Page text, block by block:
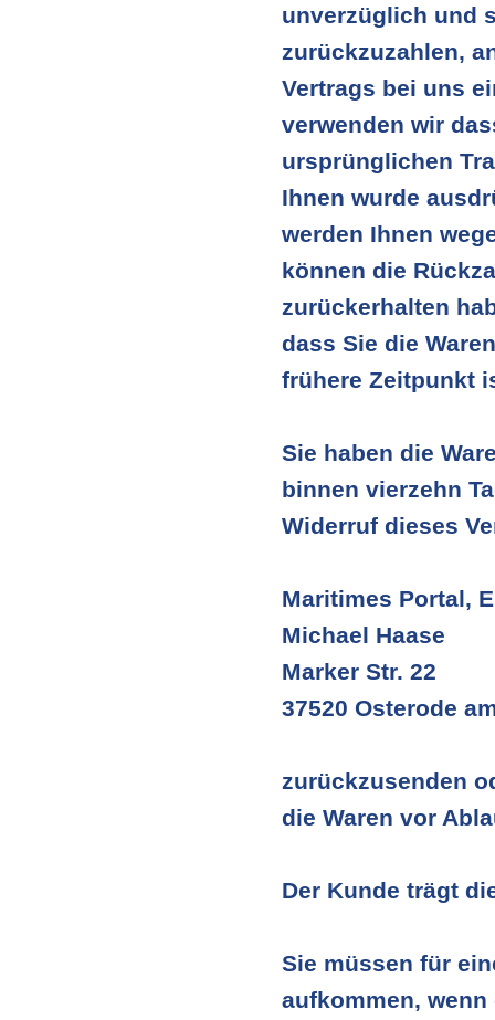
unverzüglich und
zurückzuzahlen,
Vertrags bei uns
verwenden wir
ursprünglichen
Ihnen wurde
werden Ihnen
können die
zurückerhalten
dass Sie die
frühere Zeitpunkt
Sie haben die
binnen vierzehn
Widerruf dieses
Maritimes Portal,
Michael Haase
Marker Str. 22
37520 Osterode
zurückzusenden
die Waren vor
Der Kunde trägt
Sie müssen für
aufkommen,